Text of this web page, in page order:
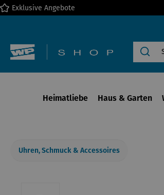
Zur Hauptnavigation springen
Exklusive Angebote
Heimatliebe Haus & Garten
Uhren, Schmuck & Accessoires